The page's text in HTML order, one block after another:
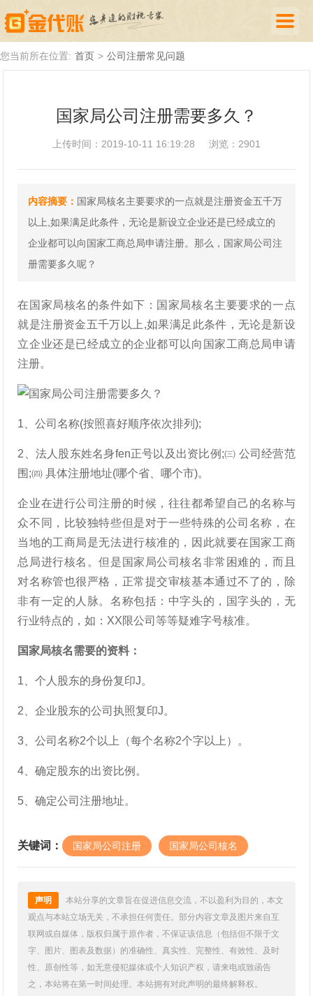
首页
代理记账
厦门落户
关于我们
诚聘英才
您当前所在位置: 首页 > 公司注册常见问题
国家局公司注册需要多久？
上传时间：2019-10-11 16:19:28 浏览：2901
内容摘要： 国家局核名主要要求的一点就是注册资金五千万
以上,如果满足此条件，无论是新设立企业还是已经成立的
企业都可以向国家工商总局申请注册。那么，国家局公司注
册需要多久呢？
在国家局核名的条件如下：国家局核名主要要求的一点
就是注册资金五千万以上,如果满足此条件，无论是新设
立企业还是已经成立的企业都可以向国家工商总局申请
注册。
1、公司名称(按照喜好顺序依次排列);
2、法人股东姓名身fen正号以及出资比例;㈢ 公司经营范
围;㈣ 具体注册地址(哪个省、哪个市)。
企业在进行公司注册的时候，往往都希望自己的名称与
众不同，比较独特些但是对于一些特殊的公司名称，在
当地的工商局是无法进行核准的，因此就要在国家工商
总局进行核名。但是国家局公司核名非常困难的，而且
对名称管也很严格，正常提交审核基本通过不了的，除
非有一定的人脉。名称包括：中字头的，国字头的，无
行业特点的，如：XX限公司等等疑难字号核准。
国家局核名需要的资料：
1、个人股东的身份复印J。
2、企业股东的公司执照复印J。
3、公司名称2个以上（每个名称2个字以上）。
4、确定股东的出资比例。
5、确定公司注册地址。
关键词： 国家局公司注册 国家局公司核名
声明
本站分享的文章旨在促进信息交流，不以盈利为目的，本文
观点与本站立场无关，不承担任何责任。部分内容文章及图片来自互
联网或自媒体，版权归属于原作者，不保证该信息（包括但不限于文
字、图片、图表及数据）的准确性、真实性、完整性、有效性、及时
性、原创性等，如无意侵犯媒体或个人知识产权，请来电或致函告
之，本站将在第一时间处理。本站拥有对此声明的最终解释权。